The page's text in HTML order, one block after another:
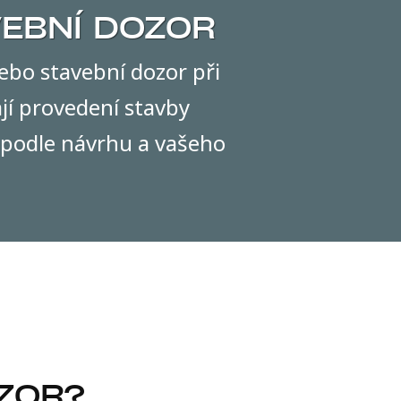
DOZOR
stavební dozor při
provedení stavby
návrhu a vašeho